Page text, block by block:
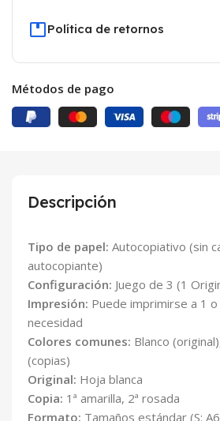
Política de retornos
Métodos de pago
Descripción
Tipo de papel: Autocopiativo (sin
autocopiante)
Configuración: Juego de 3 (1
Impresión: Puede imprimirse a 1
necesidad
Colores comunes: Blanco
(copias)
Original: Hoja blanca
Copia: 1ª amarilla, 2ª rosada
Formato: Tamaños estándar (S: